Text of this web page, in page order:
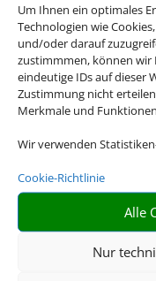
Um Ihnen ein optimales
Technologien wie
und/oder darauf
zustimmmen, können wir
eindeutige IDs auf dieser
Zustimmung nicht
Merkmale und
Wir verwenden
Cookie-Richtlinie
Alle
Nur
Website – wie
wenn sie per
So
Bedienung
Sinnvolle
Die
ist logisch